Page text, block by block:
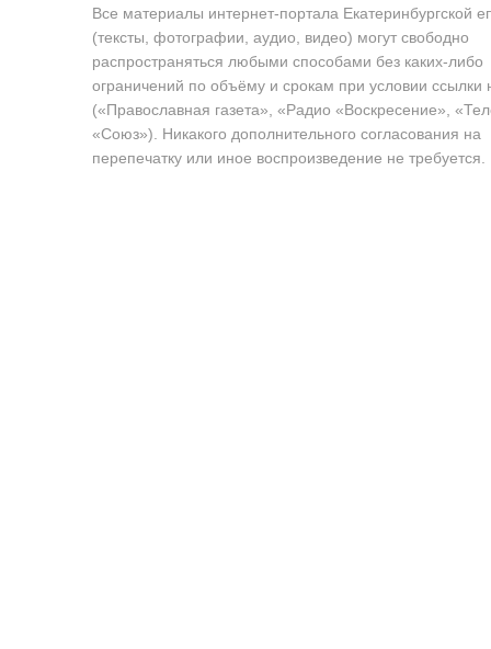
Все материалы интернет-портала Екатеринбургской
(тексты, фотографии, аудио, видео) могут свободно
распространяться любыми способами без каких-либо
ограничений по объёму и срокам при условии ссылки
(«Православная газета», «Радио «Воскресение»,
«Союз»). Никакого дополнительного согласования на
перепечатку или иное воспроизведение не требуется.